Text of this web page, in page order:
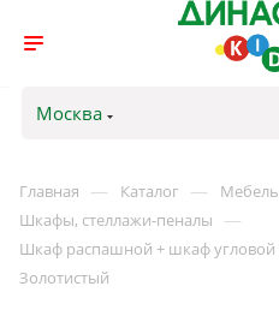
Москва
Главная — Каталог — Мебель
Шкафы, стеллажи-пеналы —
Шкаф распашной + шкаф угловой
Золотистый